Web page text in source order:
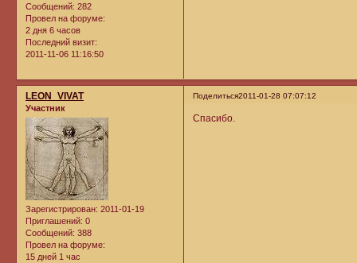
Сообщений: 282
Провел на форуме:
2 дня 6 часов
Последний визит:
2011-11-06 11:16:50
Поделиться2011-01-28 07:07:12
LEON_VIVAT
Участник
Зарегистрирован: 2011-01-19
Приглашений: 0
Сообщений: 388
Провел на форуме:
15 дней 1 час
Спасибо.